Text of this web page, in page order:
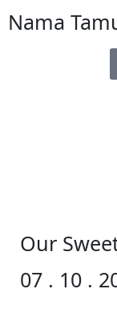
Nama
Our
07 . 10 .